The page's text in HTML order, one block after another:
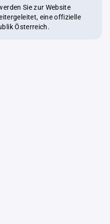
Sie zur Website
Österreich.